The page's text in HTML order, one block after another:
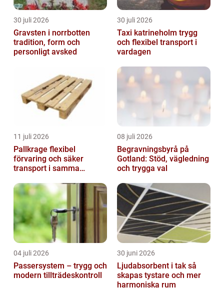
30 juli 2026
Gravsten i norrbotten
tradition, form och
personligt avsked
30 juli 2026
Taxi katrineholm trygg
och flexibel transport i
vardagen
11 juli 2026
Pallkrage flexibel
förvaring och säker
transport i samma
08 juli 2026
Begravningsbyrå på
Gotland: Stöd, vägledning
och trygga val
04 juli 2026
Passersystem – trygg och
modern tillträdeskontroll
30 juni 2026
Ljudabsorbent i tak så
skapas tystare och mer
harmoniska rum